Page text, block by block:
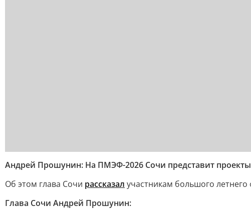
Андрей Прошунин: На ПМЭФ-2026 Сочи представит
Об этом глава Сочи рассказал участникам большого летнего
Глава Сочи Андрей Прошунин: